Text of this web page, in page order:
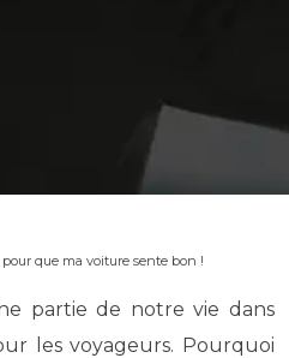
pour que ma voiture sente bon !
partie de notre vie dans
les voyageurs. Pourquoi